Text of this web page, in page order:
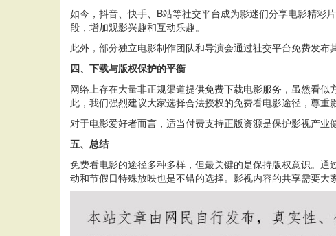
如今，抖音、快手、B站等社交平台成为影迷们分享电影精彩
段，增加观影兴趣和互动乐趣。
此外，部分独立电影制作团队和导演会通过社交平台免费发布
四、下载与版权保护的平衡
网络上存在大量非正规渠道提供免费下载电影服务，虽然看
此，我们强烈建议大家选择合法授权的免费看电影途径，尊重
对于电影爱好者而言，适当付费支持正版资源是保护影视产
五、总结
免费看电影的途径多种多样，但最关键的是保持版权意识。
动和节假日特殊放映也是不错的选择。影视内容的共享需要大